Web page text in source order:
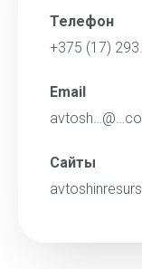
Телефон
+375 (17)
Email
Сайты